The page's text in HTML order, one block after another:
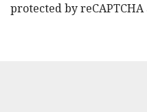
protected by reCAPTCHA